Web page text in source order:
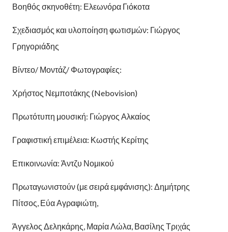
Βοηθός σκηνοθέτη: Ελεωνόρα Γιόκοτα
Σχεδιασμός και υλοποίηση φωτισμών: Γιώργος
Γρηγοριάδης
Βίντεο/ Μοντάζ/ Φωτογραφίες:
Χρήστος Νεμποτάκης (Nebovision)
Πρωτότυπη μουσική: Γιώργος Αλκαίος
Γραφιστική επιμέλεια: Κωστής Κερίτης
Επικοινωνία: Άντζυ Νομικού
Πρωταγωνιστούν (με σειρά εμφάνισης): Δημήτρης
Πίτσος, Εύα Αγραφιώτη,
Άγγελος Δεληκάρης, Μαρία Λώλα, Βασίλης Τριχάς